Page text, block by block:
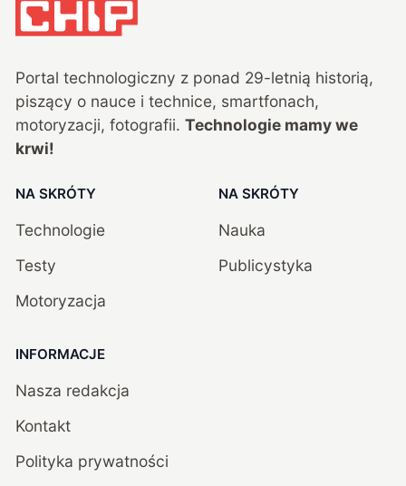
Portal technologiczny z ponad 29-letnią historią,
piszący o nauce i technice, smartfonach,
motoryzacji, fotografii. Technologie mamy we
krwi!
NA SKRÓTY
Technologie
Testy
Motoryzacja
NA SKRÓTY
Nauka
Publicystyka
INFORMACJE
Nasza redakcja
Kontakt
Polityka prywatności